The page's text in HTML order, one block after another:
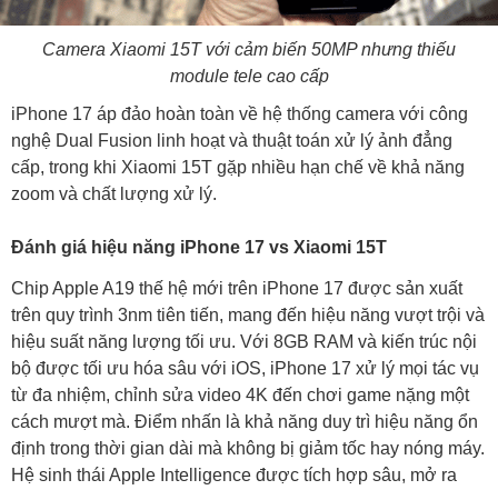
Camera Xiaomi 15T với cảm biến 50MP nhưng thiếu
module tele cao cấp
iPhone 17 áp đảo hoàn toàn về hệ thống camera với công
nghệ Dual Fusion linh hoạt và thuật toán xử lý ảnh đẳng
cấp, trong khi Xiaomi 15T gặp nhiều hạn chế về khả năng
zoom và chất lượng xử lý.
Đánh giá hiệu năng iPhone 17 vs Xiaomi 15T
Chip Apple A19 thế hệ mới trên iPhone 17 được sản xuất
trên quy trình 3nm tiên tiến, mang đến hiệu năng vượt trội và
hiệu suất năng lượng tối ưu. Với 8GB RAM và kiến trúc nội
bộ được tối ưu hóa sâu với iOS, iPhone 17 xử lý mọi tác vụ
từ đa nhiệm, chỉnh sửa video 4K đến chơi game nặng một
cách mượt mà. Điểm nhấn là khả năng duy trì hiệu năng ổn
định trong thời gian dài mà không bị giảm tốc hay nóng máy.
Hệ sinh thái Apple Intelligence được tích hợp sâu, mở ra